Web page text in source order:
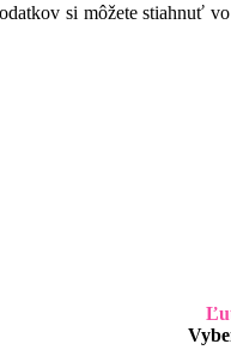
si môžete stiahnuť